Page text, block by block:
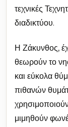
τεχνικές
διαδικτύου.
Η Ζάκυνθος,
θεωρούν το
και εύκολα
πιθανών
μιμηθούν